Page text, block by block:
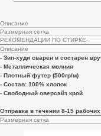
Описание
Размерная сетка
РЕКОМЕНДАЦИИ ПО СТИРКЕ
Описание
- Зип-худи сварен и состарен
- Металлическая молния
- Плотный футер (500гр/м)
- Состав: 100% хлопок
- Свободный оверсайз крой
Отправка в течении 8-15
Размерная сетка